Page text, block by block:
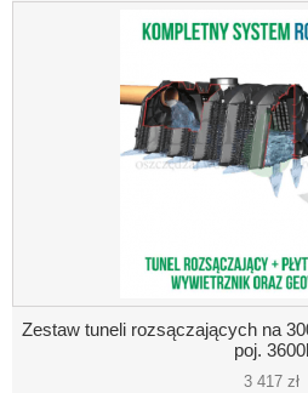
Zestaw tuneli rozsączających na
poj. 3600l
3 417 zł